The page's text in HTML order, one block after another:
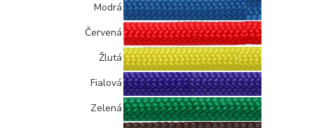
Modrá
Červená
Žlutá
Fialová
Zelená